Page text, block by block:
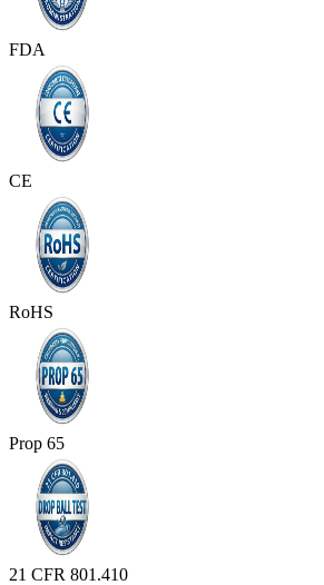
FDA
CE
RoHS
Prop 65
21 CFR 801.410